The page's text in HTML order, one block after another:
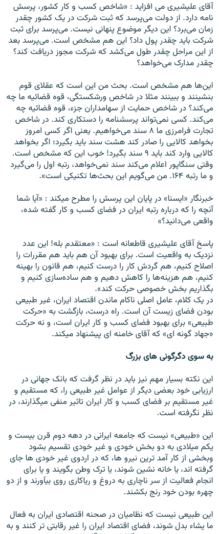
آقای عليشيری می افزايد : «شاخص کسب و کار کشور، پرسش
نامه دارد. از دولت می‌پرسد که ثبت شرکت در يک کشور چقدر
زمان می‌برد؟ اين ديگر موضوع پنهانی نيست. می‌پرسد برای ثبت
شرکت بايد چقدر پول داد؟ اين هم مشخص است. می‌پرسد بعد
از اين مراحل چقدر طول می‌کشد که شرکت مجوز دريافت کند؟
چقدر مدارک می‌خواهد؟
اين‌ها هم مشخص است. بحث من اين است که عقلای قوم
بنشينند و ببينند مثلا در شاخص ورشکستگی، قوه قضائيه ما چه
می‌کند؟ در شاخص حمايت از سهامداران جزء، قوه قضائيه چه
می‌کند. کسی نمی‌تواند پرسشنامه را دستکاری کند. در شاخص‌
تجارت فرامرزی ما ۸ سند می‌خواهيم. يعنی اگر کسی امروز
بخواهد کالايی را صادر کند هشت سند بايد بگيرد؛ اگر بخواهد
کالايی وارد کند بايد ۹ سند بگيرد! خوب اين که مشخص است.
وقتی سنگاپور اعلام می‌کند سند نمی‌خواهد، رتبه اول را می‌گيرد
و ما رتبه ۱۶۴. من می‌گويم اين بحث‌ها تکنيکی است».
خبرنگار «ايسنا» در پايان اين پرسش را مطرح ميکند : «آيا شما
آنچه را که درباره رتبه ايران در فضای کسب و کار گفته شده،
واقعی می‌دانيد؟»
پاسخ آقای عليشيری قاطعانه است : «معتقدم بله! اين عدد
نزديک به واقعيت است. برای بهبود آن هم بايد هم مقررات را
اصلاح کنيم، هم گردش کار را درست کنيم، هم قانون را بهينه
کنيم، هم هزينه‌ها را کاهش دهيم و هم ساده‌سازی کنيم و
بگذاريم بخش خصوصی حرکت کند».
در يک کلام، عامل اصلی ناکام ماندن اقتصاد ايران، غير طبيعی
بودن فضای زيست آن است. راه درست، بازگشت به «حرکت
طبيعی» برای بهبود فضای کسب و کار ايران است، و نه حرکت
«جهاد گونه ای» که آقای خامنه ای پيشنهاد ميکند.
به سوی دگرگونی های بزرگ
اين نکته بسيار مهم نيز بايد در نظر گرفت که بانک جهانی در
ارزيابی خود بعضی ديگر از عوامل غير طبيعی را، که مستقيم و
غير مستقيم بر فضای کسب و کار ايران تاثير منفی ميگذارند، در
نظر نگرفته است.
اين «طبيعی» نيست که جامعه ايرانی در دهه دوم قرن بيست و
يکم ميلادی به دو بخش خودی و غير خودی تقسيم بشود
وبخشی از کار آمد ترين نيرو ها، که در اردوی غير خودی ها جای
گرفته اند، يا خانه نشين شوند، يا ترک وطن بگويند و يا برای
انجام فعاليت از سر ناچاری به دروغ و رياکاری روی بيآورند و از دو
چهره بودن خود رنج بکشند.
اين طبيعی نيست که نظاميان در صحنه اقتصادی ايران به فعال
ما يشاء بدل شوند، فضای اقتصاد ايران را غير رقابتی تر کنند و به